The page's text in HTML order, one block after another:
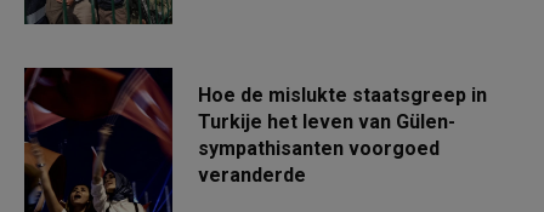
Hoe de mislukte staatsgreep in
Turkije het leven van Gülen-
sympathisanten voorgoed
veranderde